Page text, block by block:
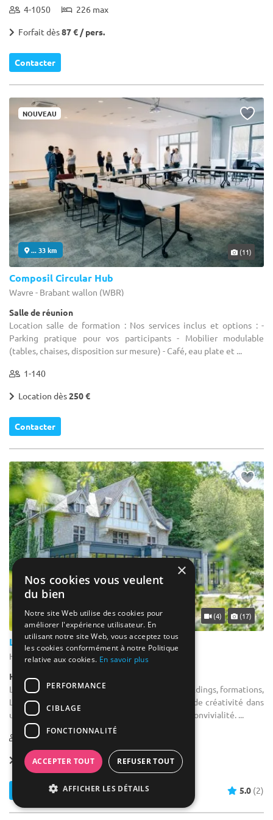
4-1050 226 max
Forfait dès87 € / pers.
Contacter
NOUVEAU
... 33 km (11)
Composil Circular Hub
Wavre - Brabant wallon (WBR)
Salle de réunion
Location salle de formation : Nos services inclus et options : -
Parking pratique pour vos participants - Mobilier modulable
(tables, chaises, disposition sur mesure) - Café, eau plate et ...
1-140
Location dès250 €
Contacter
... 34 km (4) (17)
Les Sorbiers
Hastière - Province de Namur (WNA)
Hôtel / Hôtel 3***
Location salle de formation : Réunions, team buildings, formations,
Les Sorbiers proposent un lieu de réflexion et de créativité dans
un cadre apaisant, propice aux échanges et à la convivialité. ...
2-120 112 max
Forfait dès40 € / pers.
Contacter 5.0 (2)
×
Nos cookies vous veulent
du bien
Notre site Web utilise des cookies pour
améliorer l'expérience utilisateur. En
utilisant notre site Web, vous acceptez tous
les cookies conformément à notre Politique
relative aux cookies. En savoir plus
PERFORMANCE
CIBLAGE
FONCTIONNALITÉ
ACCEPTER TOUT REFUSER TOUT
AFFICHER LES DÉTAILS